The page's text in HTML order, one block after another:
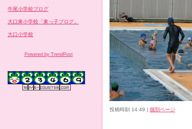
牛尾小学校ブログ
大口東小学校「東っ子ブログ」
大口小学校
Powered by TrendPost
投稿時刻 14:49 | 個別ページ